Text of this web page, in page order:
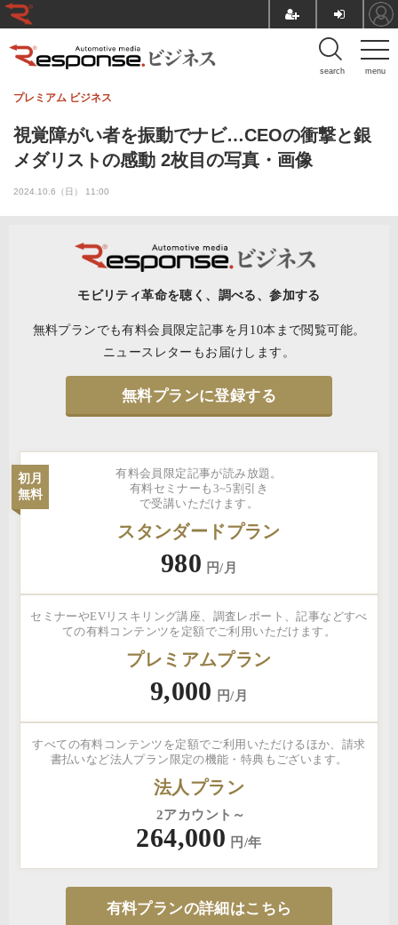
menu
search
視覚障がい者を振動でナビ…CEOの衝撃と銀
メダリストの感動 2枚目の写真・画像
プレミアム ビジネス
2024.10.6（日） 11:00
モビリティ革命を聴く、調べる、参加する
無料プランでも有料会員限定記事を月10本まで閲覧可能。
ニュースレターもお届けします。
無料プランに登録する
有料会員限定記事が読み放題。
有料セミナーも3~5割引き
で受講いただけます。
初月
無料
スタンダードプラン
980 円/月
セミナーやEVリスキリング講座、調査レポート、記事などすべ
ての有料コンテンツを定額でご利用いただけます。
プレミアムプラン
9,000 円/月
すべての有料コンテンツを定額でご利用いただけるほか、請求
書払いなど法人プラン限定の機能・特典もございます。
法人プラン
2アカウント～
264,000 円/年
有料プランの詳細はこちら